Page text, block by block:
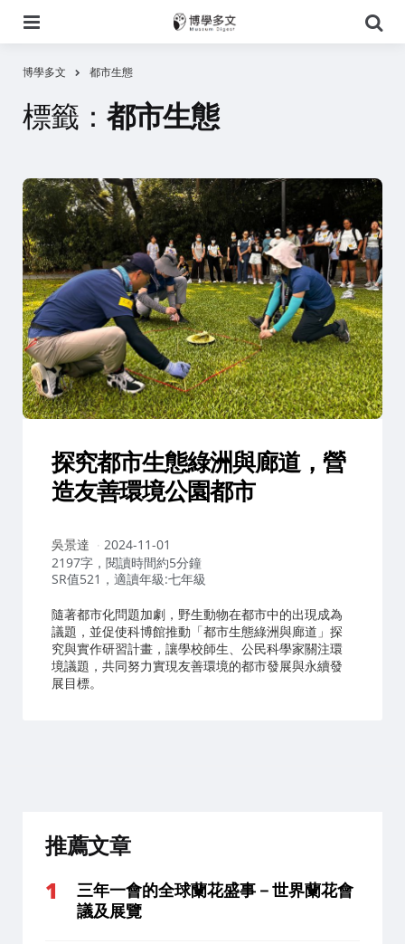
尋
博學多文 都市生態
標籤： 都市生態
探究都市生態綠洲與廊道，營
造友善環境公園都市
作
者：
吳景達
2024-11-01
2197字，閱讀時間約5分鐘
SR值521，適讀年級:七年級
隨著都市化問題加劇，野生動物在都市中的出現成為
議題，並促使科博館推動「都市生態綠洲與廊道」探
究與實作研習計畫，讓學校師生、公民科學家關注環
境議題，共同努力實現友善環境的都市發展與永續發
展目標。
推薦文章
三年一會的全球蘭花盛事－世界蘭花會
議及展覽